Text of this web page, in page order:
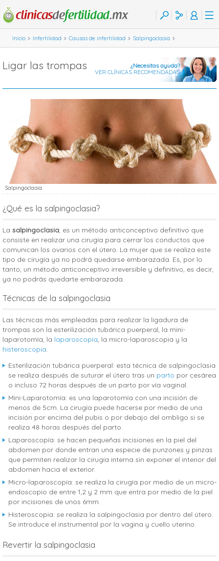
Inicio Infertilidad Causas de infertilidad Salpingoclasia
Ligar las trompas
¿Necesitas ayuda?
VER CLÍNICAS RECOMENDADAS
Salpingoclasia
¿Qué es la salpingoclasia?
La salpingoclasia, es un método anticonceptivo definitivo que
consiste en realizar una cirugía para cerrar los conductos que
comunican los ovarios con el útero. La mujer que se realiza este
tipo de cirugía ya no podrá quedarse embarazada. Es, por lo
tanto, un método anticonceptivo irreversible y definitivo, es decir,
ya no podrás quedarte embarazada.
Técnicas de la salpingoclasia
Las técnicas más empleadas para realizar la ligadura de
trompas son la esterilización tubárica puerperal, la mini-
laparotomía, la laparoscopía, la micro-laparoscopia y la
histeroscopia.
Esterilización tubárica puerperal: esta técnica de salpingoclasia
se realiza después de suturar el útero tras un parto por cesárea
o incluso 72 horas después de un parto por vía vaginal.
Mini-Laparotomía: es una laparotomía con una incisión de
menos de 5cm. La cirugía puede hacerse por medio de una
incisión por encima del pubis o por debajo del ombligo si se
realiza 48 horas después del parto.
Laparoscopía: se hacen pequeñas incisiones en la piel del
abdomen por donde entran una especie de punzones y pinzas
que permiten realizar la cirugía interna sin exponer el interior del
abdomen hacia el exterior.
Micro-laparoscopía: se realiza la cirugía por medio de un micro-
endoscopio de entre 1,2 y 2 mm que entra por medio de la piel
por incisiones de unos 6mm.
Histeroscopia: se realiza la salpingoclasia por dentro del útero.
Se introduce el instrumental por la vagina y cuello uterino.
Revertir la salpingoclasia